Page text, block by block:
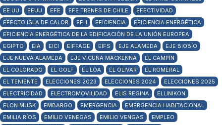
EE.UU
EEUU EFE EFE TRENES DE CHILE
EFECTIVIDAD
EFECTO ISLA DE CALOR
EFH EFICIENCIA
EFICIENCIA ENERGÉTICA
EFICIENCIA ENERGÉTICA DE LA EDIFICACIÓN DE LA UNIÓN EUROPEA
EGIPTO
EIA EICI EIFFAGE EIFS EJE ALAMEDA
EJE BIOBÍO
EJE NUEVA ALAMEDA
EJE VICUÑA MACKENNA
EL CAMPÍN
EL COLORADO
EL GOLF EL LOA EL OLIVAR
EL ROMERAL
EL TENIENTE
ELECCIONES 2023 ELECCIONES 2024
ELECCIONES 2025
ELECTRICIDAD
ELECTROMOVILIDAD ELIS REGINA
ELLINIKON
ELON MUSK
EMBARGO EMERGENCIA
EMERGENCIA HABITACIONAL
EMILIA RÍOS
EMILIO VENEGAS EMILIO VENGAS
EMPLEO